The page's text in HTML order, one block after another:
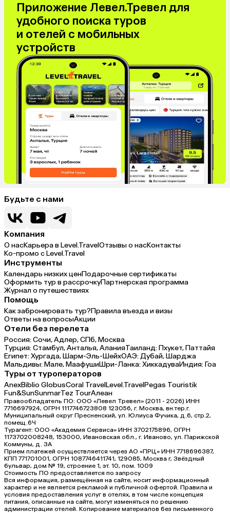
Приложение Левел.Тревел для
удобного поиска туров
и отелей с мобильных
устройств
Будьте с нами
Компания
О насКарьера в Level.TravelОтзывы о насКонтакты
Ко-промо с Level.Travel
Инструменты
Календарь низких ценПодарочные сертификаты
Оформить тур в рассрочкуПартнерская программа
Журнал о путешествиях
Помощь
Как забронировать тур?Правила въезда и визы
Ответы на вопросыАкции
Отели без перелета
Россия:Сочи,Адлер,СПб,Москва
Турция:Стамбул,Анталья,АланияТаиланд:Пхукет,Паттайя
Египет:Хургада,Шарм-Эль-ШейхОАЭ:Дубай,Шарджа
Мальдивы:Мале,МаафушиШри-Ланка:ХиккадуваИндия:Гоа
Туры от туроператоров
AnexBiblio GlobusCoral TravelLevel.TravelPegas Touristik
Fun&SunSunmarTez TourАлеан
Правообладатель ПО: ООО «Левел Тревел» (2011 - 2026) ИНН
7716697924, ОГРН 1117746723808 123056, г. Москва, вн.тер.г.
Муниципальный округ Пресненский, ул. Юлиуса Фучика, д.6, стр.2,
помещ.6Ч
Турагент: ООО «Академия Сервиса» ИНН 3702175896, ОГРН
1173702008248, 153000, Ивановская обл., г. Иваново, ул. Парижской
Коммуны, д. ЗА
Прием платежей осуществляется через АО «ПРЦ» ИНН 7718696387,
КПП 771701001, ОГРН 1087746411741, 129085, Москва г, Звёздный
бульвар, дом № 19, строение 1, эт. 10, пом. 1009
Стоимость ПО предоставляется по запросу
Вся информация, размещённая на сайте, носит информационный
характер и не является рекламой и публичной офертой. Правила и
условия предоставления услуг в отелях, в том числе концепция
питания, описанные на сайте, могут изменяться по решению
администрации отелей. Копирование материалов без письменного